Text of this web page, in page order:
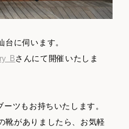
に伺います。
Bさんにて開催いたしま
ーツもお持ちいたします。
靴がありましたら、お気軽